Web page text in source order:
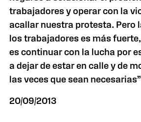
trabajadores y operar con la
acallar nuestra protesta. Pero
los trabajadores es más
es continuar con la lucha por
a dejar de estar en calle y de
las veces que sean
20/09/2013